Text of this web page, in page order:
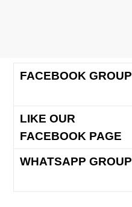
FACEBOOK GROUP
LIKE OUR
FACEBOOK PAGE
WHATSAPP GROUP